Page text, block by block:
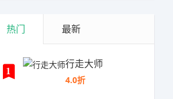
热门 最新
1
行走大师
4.0折